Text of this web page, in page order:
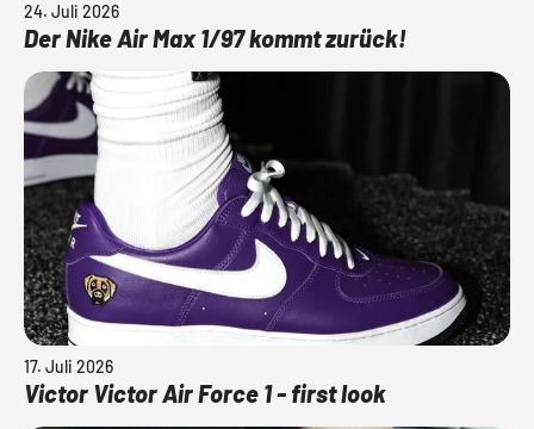
24. Juli 2026
Der Nike Air Max 1/97 kommt zurück!
17. Juli 2026
Victor Victor Air Force 1 - first look